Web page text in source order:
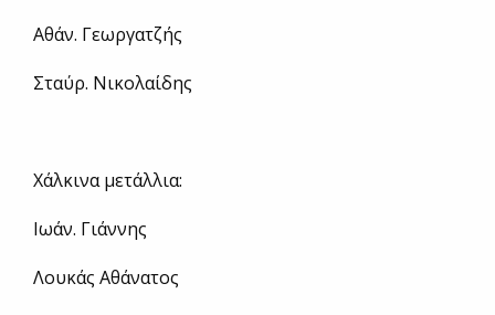
Αθάν. Γεωργατζής
Σταύρ. Νικολαίδης
Χάλκινα μετάλλια:
Ιωάν. Γιάννης
Λουκάς Αθάνατος